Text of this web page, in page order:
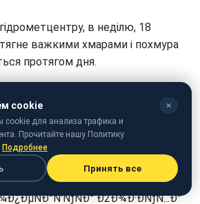
в неділю, 18
важкими хмарами і похмура
протягом дня.
прогріється до 0 — 2
Вночі стовпчик термометра
нижче нуля.
прогнозується північно-західний,
cookie ✕
для анализа трафика и
Прочитайте нашу Политику
Подробнее
Принять все